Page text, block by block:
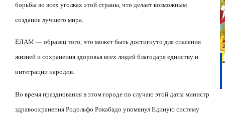
борьбы во всех уголках этой страны, что делает возможным
создание лучшего мира.
ЕЛАМ — образец того, что может быть достигнуто для спасения
жизней и сохранения здоровья всех людей благодаря единству и
интеграции народов.
Во время празднования в этом городе по случаю этой даты министр
здравоохранения Родольфо Рокабадо упомянул Единую систему